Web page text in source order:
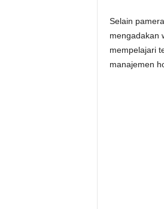
Selain
mengadakan
mempelajari
manajemen